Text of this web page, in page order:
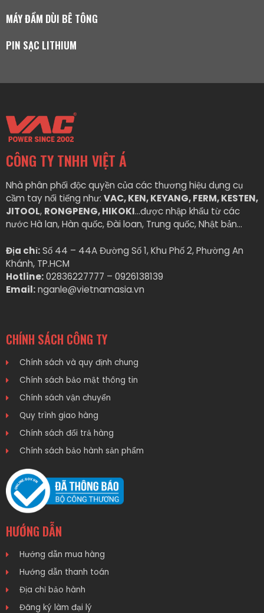
MÁY ĐẦM DÙI BÊ TÔNG
PIN SẠC LITHIUM
CÔNG TY TNHH VIỆT Á
Nhà phân phối độc quyền của các thương hiệu dụng cụ
cầm tay nổi tiếng như: VAC, KEN, KEYANG, FERM, KESTEN,
JITOOL, RONGPENG, HIKOKI…được nhập khẩu từ các
nước Hà lan, Hàn quốc, Đài loan, Trung quốc, Nhật bản…
Địa chỉ:Số 44 – 44A Đường Số 1, Khu Phố 2, Phường An
Khánh, TP.HCM
Hotline:02836227777 – 0926138139
Email:nganle@vietnamasia.vn
CHÍNH SÁCH CÔNG TY
Chính sách và quy định chung
Chính sách bảo mật thông tin
Chính sách vận chuyển
Quy trình giao hàng
Chính sách đổi trả hàng
Chính sách bảo hành sản phẩm
HƯỚNG DẪN
Hướng dẫn mua hàng
Hướng dẫn thanh toán
Địa chỉ bảo hành
Đăng ký làm đại lý